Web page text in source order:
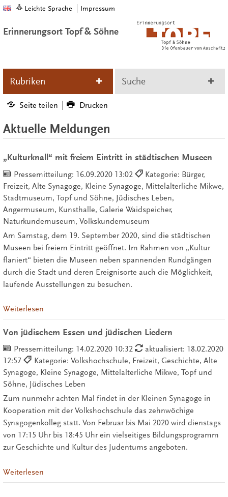
Leichte Sprache Impressum
Erinnerungsort Topf & Söhne
Rubriken Suche
Seite teilen Drucken
Aktuelle Meldungen
„Kulturknall“ mit freiem Eintritt in städtischen Museen
Pressemitteilung: 16.09.2020 13:02
Kategorie: Bürger,
Freizeit, Alte Synagoge, Kleine Synagoge, Mittelalterliche Mikwe,
Stadtmuseum, Topf und Söhne, Jüdisches Leben,
Angermuseum, Kunsthalle, Galerie Waidspeicher,
Naturkundemuseum, Volkskundemuseum
Am Samstag, dem 19. September 2020, sind die städtischen
Museen bei freiem Eintritt geöffnet. Im Rahmen von „Kultur
flaniert“ bieten die Museen neben spannenden Rundgängen
durch die Stadt und deren Ereignisorte auch die Möglichkeit,
laufende Ausstellungen zu besuchen.
Weiterlesen
Von jüdischem Essen und jüdischen Liedern
Pressemitteilung: 14.02.2020 10:32
aktualisiert: 18.02.2020
12:57
Kategorie: Volkshochschule, Freizeit, Geschichte, Alte
Synagoge, Kleine Synagoge, Mittelalterliche Mikwe, Topf und
Söhne, Jüdisches Leben
Zum nunmehr achten Mal findet in der Kleinen Synagoge in
Kooperation mit der Volkshochschule das zehnwöchige
Synagogenkolleg statt. Von Februar bis Mai 2020 wird dienstags
von 17:15 Uhr bis 18:45 Uhr ein vielseitiges Bildungsprogramm
zur Geschichte und Kultur des Judentums angeboten.
Weiterlesen